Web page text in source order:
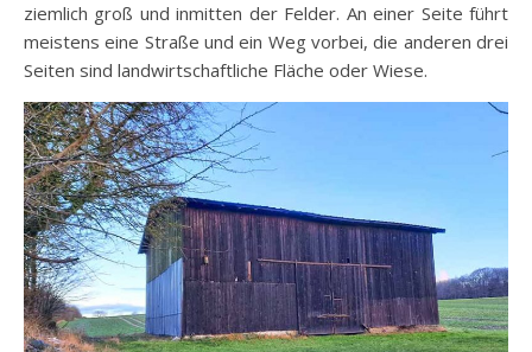
ziemlich groß und inmitten der Felder. An einer Seite führt
meistens eine Straße und ein Weg vorbei, die anderen drei
Seiten sind landwirtschaftliche Fläche oder Wiese.